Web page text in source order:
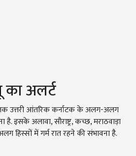
का अलर्ट
उत्तरी आंतरिक कर्नाटक के अलग-अलग
इसके अलावा, सौराष्ट्र, कच्छ, मराठवाड़ा
हिस्सों में गर्म रात रहने की संभावना है.